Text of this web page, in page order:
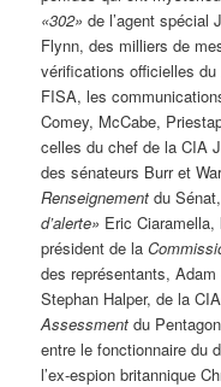
«302» de l’agent spécial
Flynn, des milliers de
vérifications officielles du
FISA, les
Comey, McCabe,
celles du chef de la CIA
des sénateurs Burr et
Renseignement du
d’alerte» Eric
président de la
des représentants,
Stephan Halper, de la
Assessment du
entre le fonctionnaire du
l’ex-espion britannique